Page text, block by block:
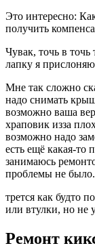
Это интересно:
получить
Чувак, точь в
лапку я прислоняю
Мне так сложно
надо снимать
возможно ваша
храповик изза
возможно надо
есть ещё какая-то
занимаюсь
проблемы не было.
трется как будто
или втулки, но не
Ремонт